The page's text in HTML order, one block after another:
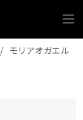
モリアオガエル